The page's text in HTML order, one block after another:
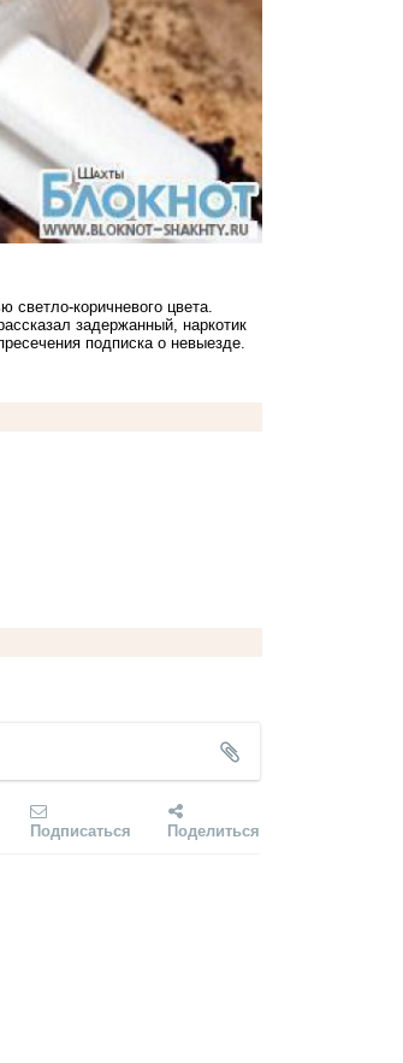
коричневого цвета.
задержанный, наркотик
подписка о невыезде.
Подписаться Поделиться